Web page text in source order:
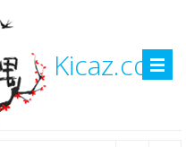
Kicaz.com